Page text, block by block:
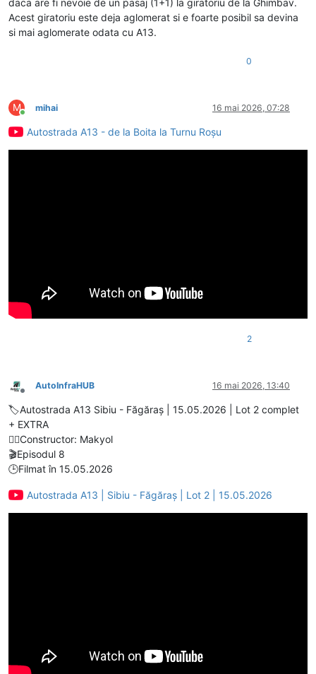
Acest giratoriu este deja aglomerat si e foarte posibil sa devina
si mai aglomerate odata cu A13.
0
M
Conectat
mihai 16 mai 2026, 07:28
Autostrada A13 - de la Boita la Turnu Roșu
2
Deconectat
AutoInfraHUB 16 mai 2026, 13:40
🏷️Autostrada A13 Sibiu - Făgăraș | 15.05.2026 | Lot 2 complet
+ EXTRA
👷‍♂️Constructor: Makyol
🎬Episodul 8
🕒Filmat în 15.05.2026
Autostrada A13 | Sibiu - Făgăraș | Lot 2 | 15.05.2026